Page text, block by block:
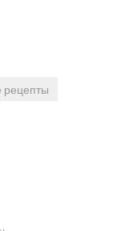
рецепты